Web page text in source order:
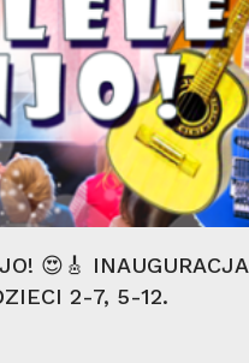
Opcje
😍🎸 INAUGURACJA
2-7, 5-12.